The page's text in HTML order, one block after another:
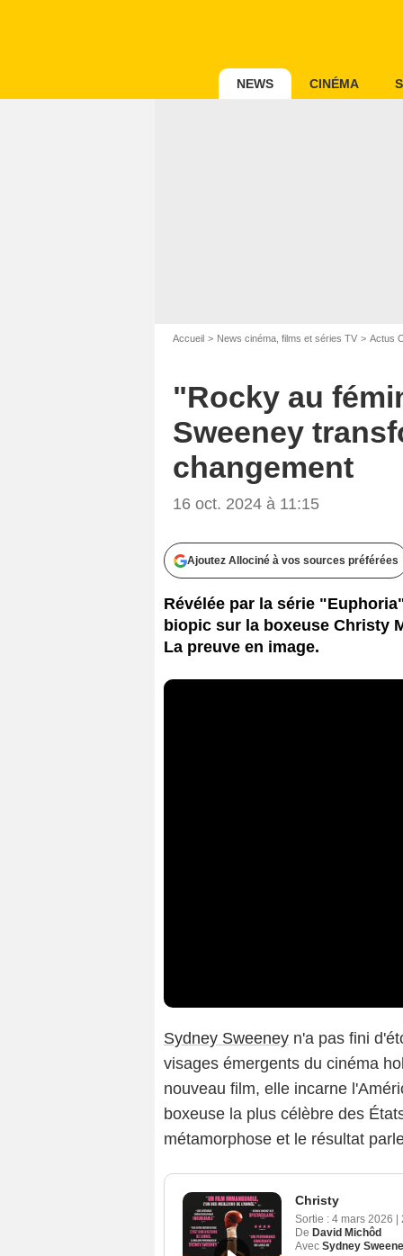
NEWS CINÉMA
Accueil News cinéma, films et séries TV Actus
"Rocky au
Sweeney
changement
16 oct. 2024 à 11:15
Ajoutez Allociné à vos sources préférées
Révélée par la série
biopic sur la boxeuse Christy
La preuve en image.
Sydney Sweeney n'a pas fini
visages émergents du cinéma
nouveau film, elle incarne
boxeuse la plus célèbre des
métamorphose et le résultat
Christy
Sortie : 4 mars 2026
De David Michôd
Avec Sydney